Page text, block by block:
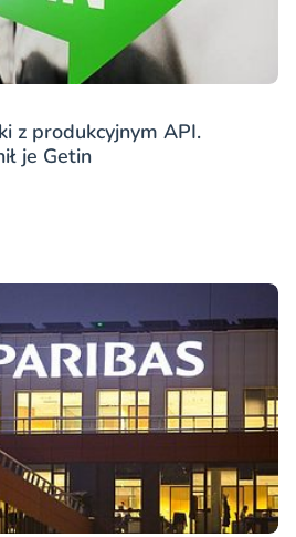
z produkcyjnym API.
je Getin